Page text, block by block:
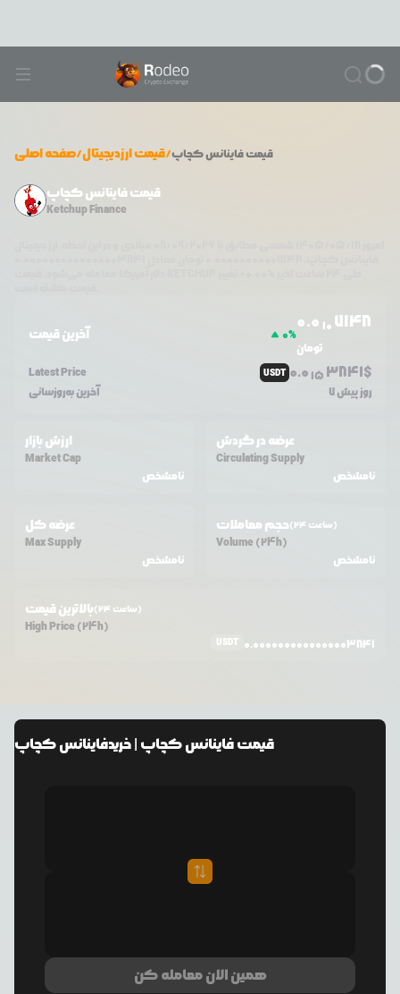
صفحه اصلی/قیمت ارزدیجیتال/ قیمتفاینانس کچاپ
قیمت فاینانس کچاپ
Ketchup Finance
آخرین قیمت 0%
0.0 10 7148
تومان
Latest Price
USDT 0.0 15 3841$
آخرین به‌روزسانی 7 روز پیش
ارزش بازار
Market Cap
نامشخص
عرضه در گردش
Circulating Supply
نامشخص
عرضه کل
Max Supply
نامشخص
حجم معاملات (24 ساعت)
Volume (24h)
نامشخص
بالاترین قیمت (24 ساعت)
High Price (24h)
USDT 0.0000000000000003841
قیمتفاینانس کچاپ | خریدفاینانس کچاپ
همین الان معامله کن